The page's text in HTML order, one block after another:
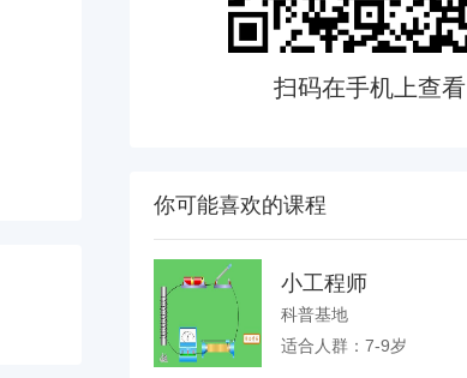
扫码在手机上查看
你可能喜欢的课程
小工程师
科普基地
适合人群：7-9岁